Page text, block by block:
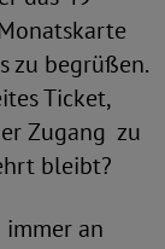
zu begrüßen.
Ticket,
Zugang zu
bleibt?
immer an